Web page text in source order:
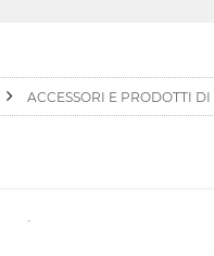
ACCESSORI E PRODOTTI